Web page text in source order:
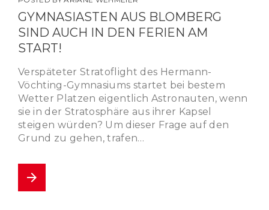
GYMNASIASTEN AUS BLOMBERG
SIND AUCH IN DEN FERIEN AM
START!
Verspäteter Stratoflight des Hermann-
Vöchting-Gymnasiums startet bei bestem
Wetter Platzen eigentlich Astronauten, wenn
sie in der Stratosphäre aus ihrer Kapsel
steigen würden? Um dieser Frage auf den
Grund zu gehen, trafen…
arrow_forward